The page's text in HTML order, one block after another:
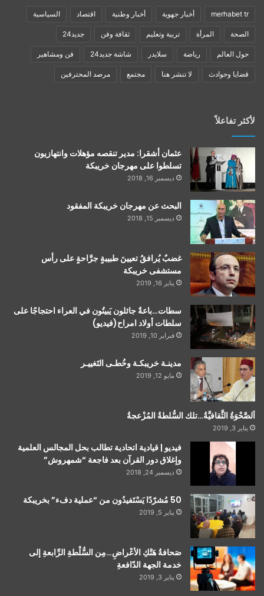
merhabet tr أخبار جهوية أخبار وطنية اقتصاد السياسية
الصحة المرأة تربية وتعليم ثقافة وفن جديد24
حول العالم رياضة سلايدر شاشة جديد24 فن ومشاهير
قضايا وحوادث لا تنشر هنا مجتمع مرصد المحترفين
لأكثر تفاعلاً
عثمان أشقرا: مدير تنقصه مؤهلات وانتهازيون
تسلطوا على مهرجان خريبكة
ديسمبر 16, 2018
البحث عن مهرجان خريبكة المفقود
ديسمبر 15, 2018
غضبٌ يُرافقُ تعيينَ طبيبةٍ جرَّاحةٍ على رأس
مستشفى خريبكة
يناير 16, 2019
سطات…باعةٌ جائلون يَبيتُون في العراء احتجاجًا على
سلطات أولاد امراح(فيديو)
فبراير 10, 2019
مدينـة خريبكـة وخُطـى التَغييـر
مايو 12, 2019
اَلصَّحْوَةُ الثَّقافيَّةُ…تلك السُّلطةُ المُزْعجةُ
يناير 3, 2019
فيديو | قيادية اتحادية تطالب بحل المجالس العلمية
وإغلاق دور القرآن بعد فاجعة “شمهروش”
ديسمبر 24, 2018
50 مُشرّدًا يَسْتَفيدُون من “عملية دفء” بخريبكة
يناير 5, 2019
صَحافةُ هَتْكِ الأعْراضِ…مِن السُّلْطةِ الرِّابعةِ إلى
خدمة الجهة الدّافعةِ
يناير 3, 2019